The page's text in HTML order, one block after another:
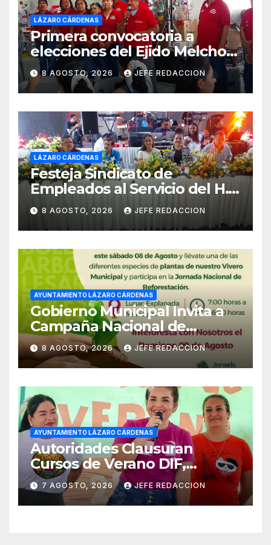
LÁZARO CÁRDENAS
Primera convocatoria a
elecciones del Ejido Melchor
Ocampo en Lázaro Cárdenas
el domingo
8 AGOSTO, 2026 JEFE REDACCION
LÁZARO CÁRDENAS
Festeja Sindicato de
Empleados al Servicio del H.
Ayuntamiento de LZC Día del
Empleado Municipal
8 AGOSTO, 2026 JEFE REDACCION
AYUNTAMIENTO LÁZARO CÁRDENAS
Gobierno Municipal Invita a
Campaña Nacional de
Reforestación
8 AGOSTO, 2026 JEFE REDACCION
AYUNTAMIENTO LÁZARO CÁRDENAS
Autoridades Clausuran
Cursos de Verano DIF,
Seguridad Pública y Casa de
Cultura 2026
7 AGOSTO, 2026 JEFE REDACCION